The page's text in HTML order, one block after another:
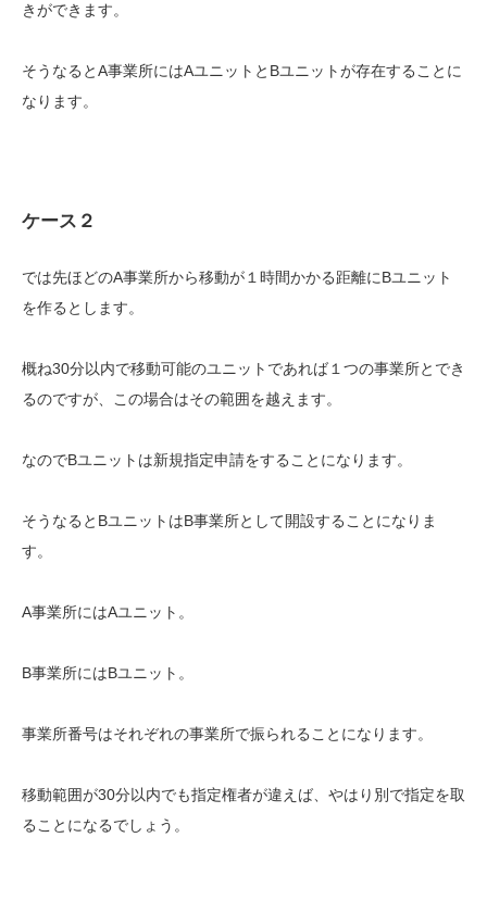
きができます。
そうなるとA事業所にはAユニットとBユニットが存在することに
なります。
ケース２
では先ほどのA事業所から移動が１時間かかる距離にBユニット
を作るとします。
概ね30分以内で移動可能のユニットであれば１つの事業所とでき
るのですが、この場合はその範囲を越えます。
なのでBユニットは新規指定申請をすることになります。
そうなるとBユニットはB事業所として開設することになりま
す。
A事業所にはAユニット。
B事業所にはBユニット。
事業所番号はそれぞれの事業所で振られることになります。
移動範囲が30分以内でも指定権者が違えば、やはり別で指定を取
ることになるでしょう。